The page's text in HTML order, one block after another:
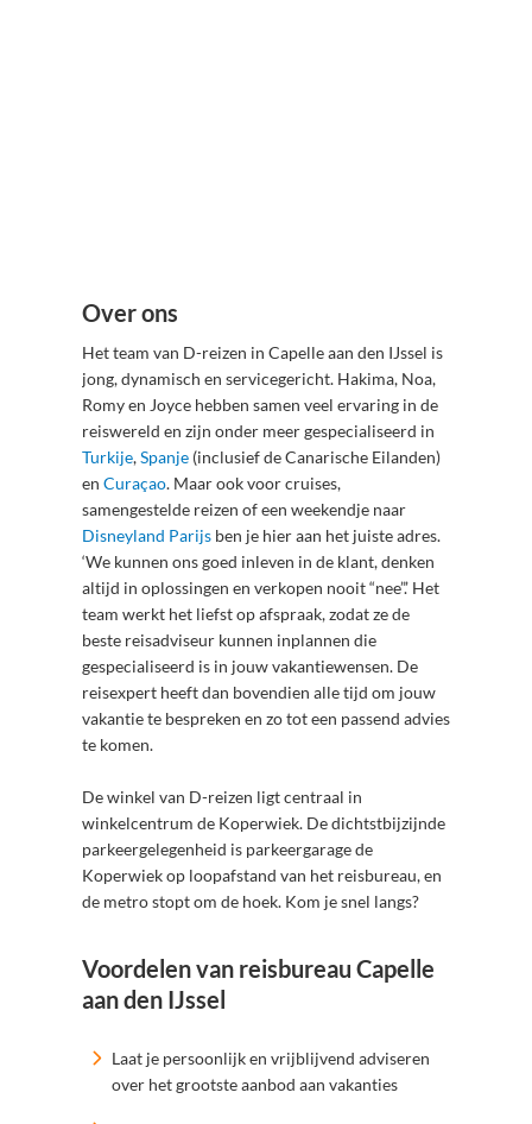
Over ons
Het team van D-reizen in Capelle aan den IJssel is
jong, dynamisch en servicegericht. Hakima, Noa,
Romy en Joyce hebben samen veel ervaring in de
reiswereld en zijn onder meer gespecialiseerd in
Turkije,Spanje (inclusief de Canarische Eilanden)
en Curaçao. Maar ook voor cruises,
samengestelde reizen of een weekendje naar
Disneyland Parijs ben je hier aan het juiste adres.
‘We kunnen ons goed inleven in de klant, denken
altijd in oplossingen en verkopen nooit “nee”.’ Het
team werkt het liefst op afspraak, zodat ze de
beste reisadviseur kunnen inplannen die
gespecialiseerd is in jouw vakantiewensen. De
reisexpert heeft dan bovendien alle tijd om jouw
vakantie te bespreken en zo tot een passend advies
te komen.
De winkel van D-reizen ligt centraal in
winkelcentrum de Koperwiek. De dichtstbijzijnde
parkeergelegenheid is parkeergarage de
Koperwiek op loopafstand van het reisbureau, en
de metro stopt om de hoek. Kom je snel langs?
Voordelen van reisbureau Capelle
aan den IJssel
Laat je persoonlijk en vrijblijvend adviseren
over het grootste aanbod aan vakanties